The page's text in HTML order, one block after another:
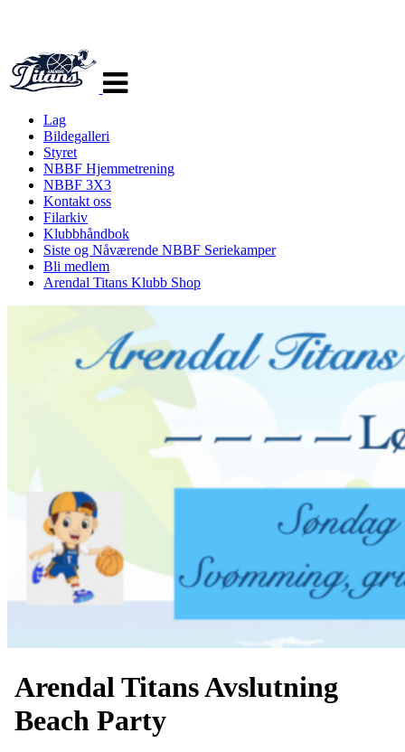
navigasjon
Lag
Bildegalleri
Styret
NBBF Hjemmetrening
NBBF 3X3
Kontakt oss
Filarkiv
Klubbhåndbok
Siste og Nåværende NBBF Seriekamper
Bli medlem
Arendal Titans Klubb Shop
Arendal Titans Avslutning
Beach Party